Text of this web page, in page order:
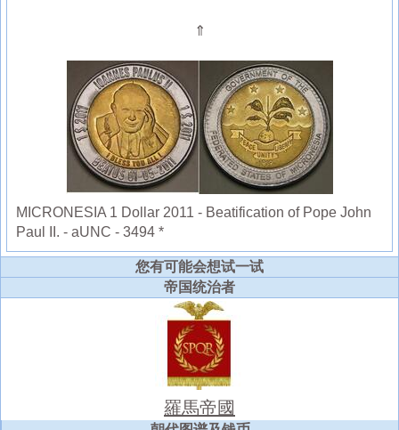
⇑
MICRONESIA 1 Dollar 2011 - Beatification of Pope John
Paul II. - aUNC - 3494 *
您有可能会想试一试
帝国统治者
羅馬帝國